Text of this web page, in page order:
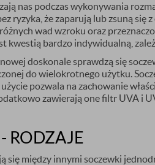
nas podczas wykonywania
ryzyka, że zaparują lub zsuną
wad wzroku oraz
kwestią bardzo indywidualną,
doskonale sprawdzą się
do wielokrotnego użytku.
pozwala na zachowanie
zawierają one filtr UVA i
RODZAJE
się między innymi soczewki
pierwsze zakupy